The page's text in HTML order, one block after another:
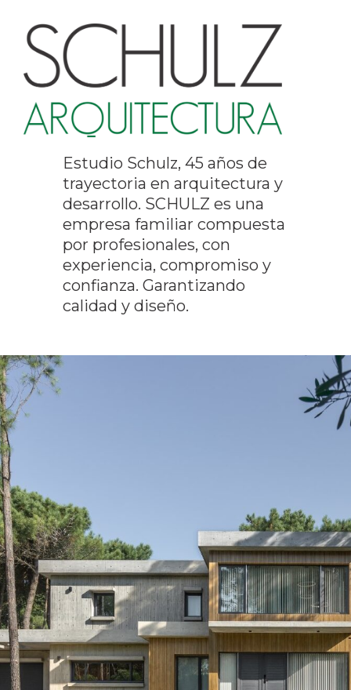
Estudio Schulz, 45 años de
trayectoria en arquitectura y
desarrollo. SCHULZ es una
empresa familiar compuesta
por profesionales, con
experiencia, compromiso y
confianza. Garantizando
calidad y diseño.